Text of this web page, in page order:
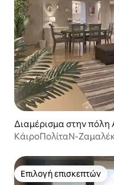
Διαμέρισμα στην πόλη
ΚάιροΠολίταΝ-
Επιλογή επισκεπτών
Επιλογή επισκεπτών